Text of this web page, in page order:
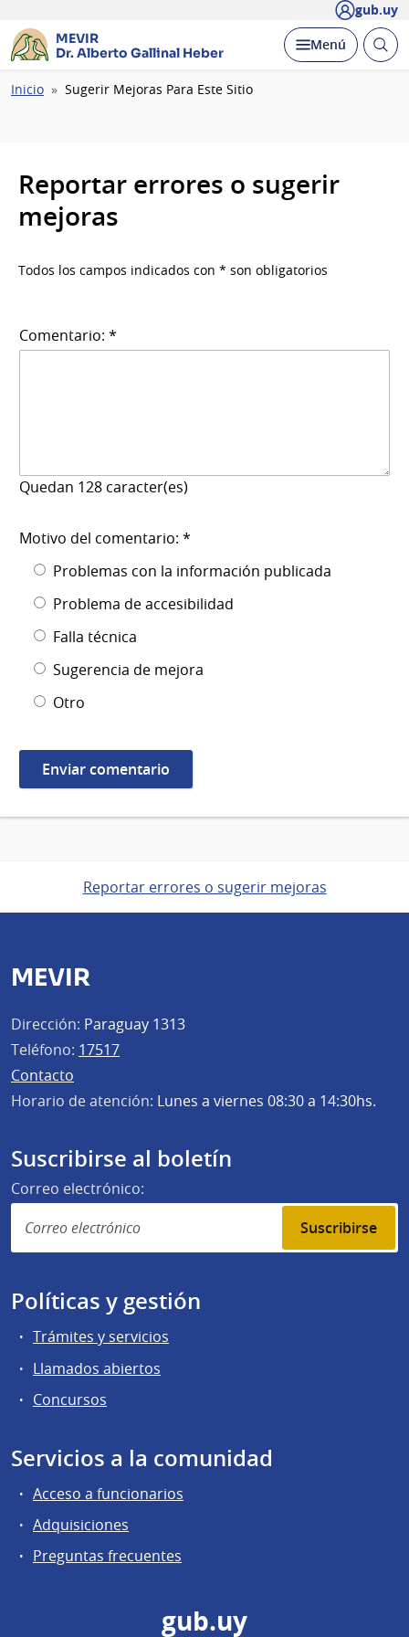
gub.uy
MEVIR
Dr. Alberto Gallinal Heber
Desplegar
Menú Abrir
Ruta
Inicio Sugerir Mejoras Para Este Sitio
Reportar errores o sugerir
mejoras
Todos los campos indicados con * son obligatorios
Comentario: *
Quedan 128 caracter(es)
Motivo del comentario: *
Problemas con la información publicada
Problema de accesibilidad
Falla técnica
Sugerencia de mejora
Otro
Reportar errores o sugerir mejoras
MEVIR
Dirección: Paraguay 1313
Teléfono: 17517
Contacto
Horario de atención: Lunes a viernes 08:30 a 14:30hs.
Suscribirse al boletín
Correo electrónico:
Suscribirse
Políticas y gestión
Trámites y servicios
Llamados abiertos
Concursos
Servicios a la comunidad
Acceso a funcionarios
Adquisiciones
Preguntas frecuentes
gub.uy